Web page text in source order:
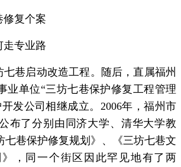
修复个案
走专业路
七巷启动改造工程。随后，直属福州
业单位“三坊七巷保护修复工程管理
发公司相继成立。2006年，福州市
布了分别由同济大学、清华大学教
七巷保护修复规划》、《三坊七巷文
，同一个街区因此罕见地有了两